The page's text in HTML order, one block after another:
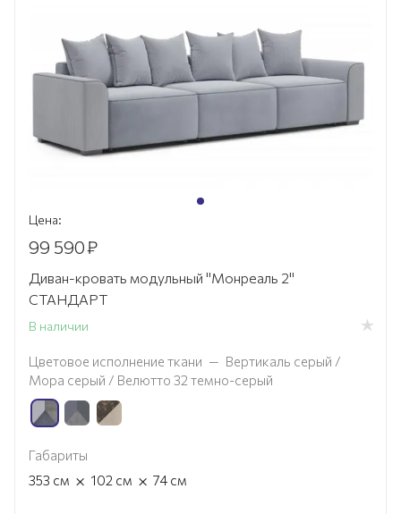
Цена:
99 590₽
Диван-кровать модульный "Монреаль 2"
СТАНДАРТ
В наличии
Цветовое исполнение ткани — Вертикаль серый /
Мора серый / Велютто 32 темно-серый
Габариты
353 см × 102 см × 74 см